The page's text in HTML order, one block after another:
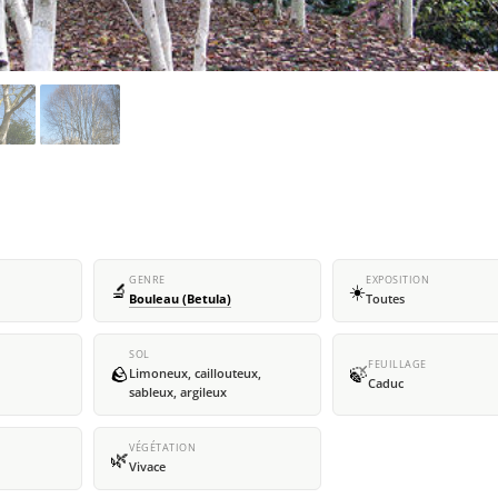
🔬 GENRE
Bouleau (Betula) ☀️EXPOSITION
Toutes
🪨
SOL
Limoneux, caillouteux,
sableux, argileux
🍃FEUILLAGE
Caduc
🌿VÉGÉTATION
Vivace